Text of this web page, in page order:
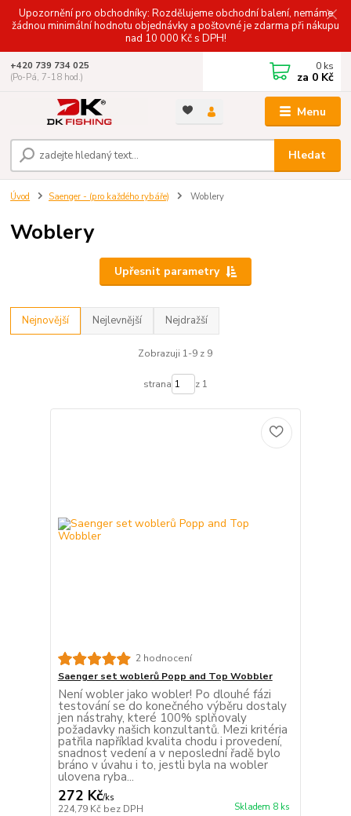
Upozornění pro obchodníky: Rozdělujeme obchodní balení, nemáme
žádnou minimální hodnotu objednávky a poštovné je zdarma při nákupu
nad 10 000 Kč s DPH!
Menu
Hledat
+420 739 734 025
(Po-Pá, 7-18 hod.)
0 ks
za 0 Kč
Úvod Saenger - (pro každého rybáře) Woblery
Woblery
Upřesnit parametry
Nejnovější Nejlevnější Nejdražší
Zobrazuji 1-9 z 9
strana z 1
2 hodnocení
Saenger set woblerů Popp and Top Wobbler
Není wobler jako wobler! Po dlouhé fázi
testování se do konečného výběru dostaly
jen nástrahy, které 100% splňovaly
požadavky našich konzultantů. Mezi kritéria
patřila například kvalita chodu i provedení,
snadnost vedení a v neposlední řadě bylo
bráno v úvahu i to, jestli byla na wobler
ulovena ryba...
272 Kč/ks
224,79 Kč bez DPH Skladem 8 ks